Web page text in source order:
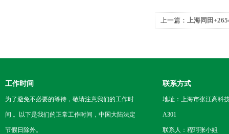
上一篇： 上海同田
工作时间
为了避免不必要的等待，敬请注意我们的工作时
间 。以下是我们的正常工作时间，中国大陆法定
节假日除外。
联系方式
地址：上海市张江高科
A301
联系人：程珂张小姐